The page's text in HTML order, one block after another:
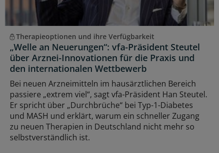
Therapieoptionen und ihre Verfügbarkeit
„Welle an Neuerungen“: vfa-Präsident Steutel
über Arznei-Innovationen für die Praxis und
den internationalen Wettbewerb
Bei neuen Arzneimitteln im hausärztlichen Bereich
passiere „extrem viel“, sagt vfa-Präsident Han Steutel.
Er spricht über „Durchbrüche“ bei Typ-1-Diabetes
und MASH und erklärt, warum ein schneller Zugang
zu neuen Therapien in Deutschland nicht mehr so
selbstverständlich ist.